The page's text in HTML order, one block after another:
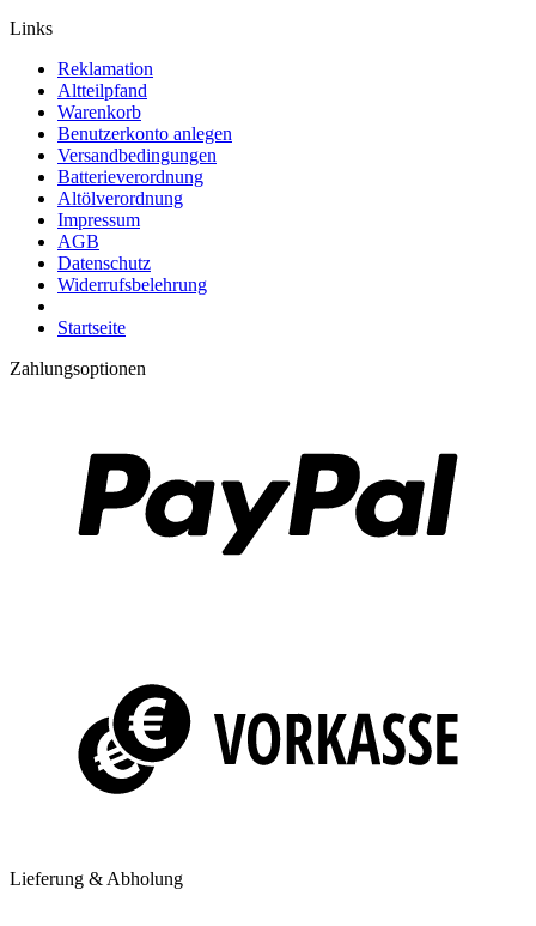
Links
Reklamation
Altteilpfand
Warenkorb
Benutzerkonto anlegen
Versandbedingungen
Batterieverordnung
Altölverordnung
Impressum
AGB
Datenschutz
Widerrufsbelehrung
Startseite
Zahlungsoptionen
Lieferung & Abholung